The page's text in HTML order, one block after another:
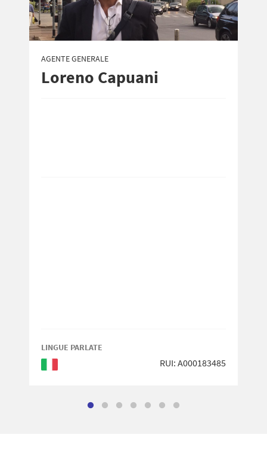
AGENTE GENERALE
Loreno Capuani
LINGUE PARLATE
RUI: A000183485